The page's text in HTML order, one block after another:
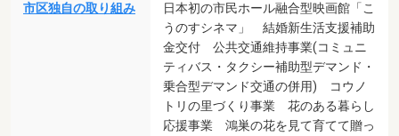
市区独自の取り組み
日本初の市民ホール融合型映画館「こ
うのすシネマ」 結婚新生活支援補助
金交付 公共交通維持事業(コミュニ
ティバス・タクシー補助型デマンド・
乗合型デマンド交通の併用) コウノ
トリの里づくり事業 花のある暮らし
応援事業 鴻巣の花を見て育てて贈っ